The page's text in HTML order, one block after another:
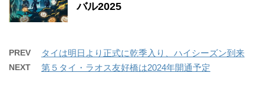
バル2025
PREV タイは明日より正式に乾季入り、ハイシーズン到来
NEXT 第５タイ・ラオス友好橋は2024年開通予定